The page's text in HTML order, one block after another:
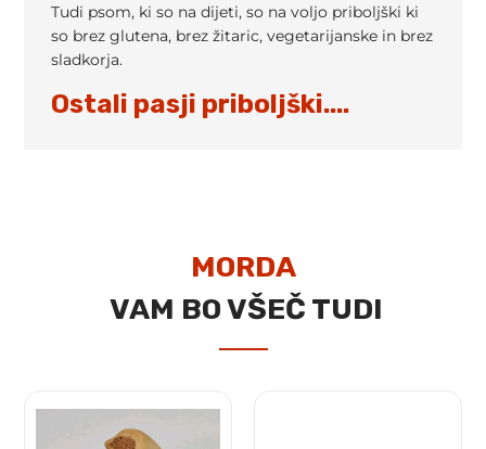
Tudi psom, ki so na dijeti, so na voljo priboljški ki
so brez glutena, brez žitaric, vegetarijanske in brez
sladkorja.
Ostali pasji priboljški....
MORDA
VAM BO VŠEČ TUDI